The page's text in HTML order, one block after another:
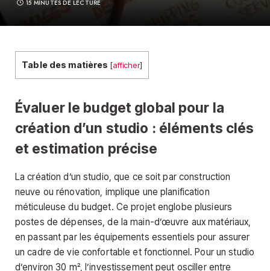
15 MINUTES DE LECTURE
Table des matières [afficher]
Évaluer le budget global pour la
création d’un studio : éléments clés
et estimation précise
La création d’un studio, que ce soit par construction
neuve ou rénovation, implique une planification
méticuleuse du budget. Ce projet englobe plusieurs
postes de dépenses, de la main-d’œuvre aux matériaux,
en passant par les équipements essentiels pour assurer
un cadre de vie confortable et fonctionnel. Pour un studio
d’environ 30 m², l’investissement peut osciller entre